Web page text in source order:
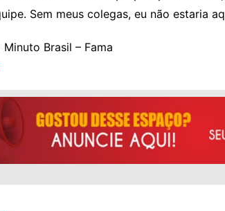
Sem meus colegas, eu não estaria
Brasil – Fama